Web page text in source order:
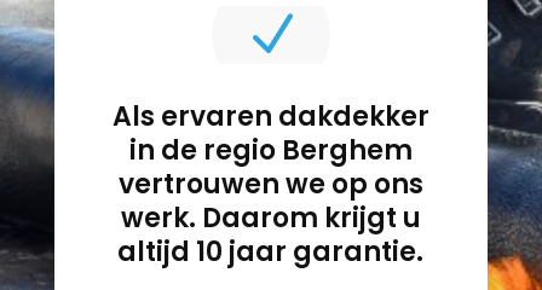
N
Als ervaren dakdekker
in de regio Berghem
vertrouwen we op ons
werk. Daarom krijgt u
altijd 10 jaar garantie.